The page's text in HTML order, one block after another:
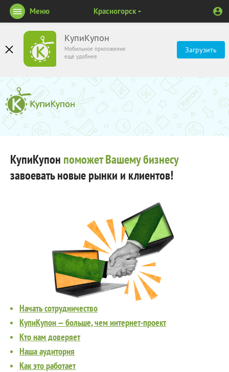
КупиКупон
Мобильное приложение
ещё удобнее
Загрузить
Меню Красногорск
КупиКупон поможет Вашему бизнесу
завоевать новые рынки и клиентов!
Начать сотрудничество
КупиКупон — больше, чем интернет-проект
Кто нам доверяет
Наша аудитория
Как это работает